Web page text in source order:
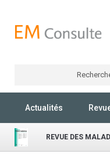
Actualités
REVUE DES